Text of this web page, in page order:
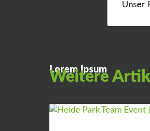
Unser
Lorem Ipsum
Weitere